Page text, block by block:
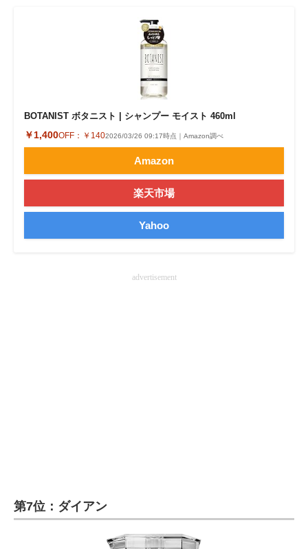
BOTANIST ボタニスト | シャンプー モイスト 460ml
￥1,400OFF： ￥1402026/03/26 09:17時点｜Amazon調べ
Amazon
楽天市場
Yahoo
advertisement
第7位：ダイアン